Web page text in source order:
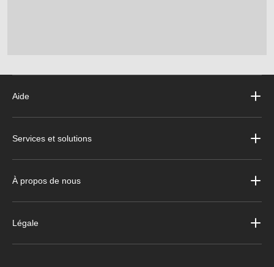
Aide
Services et solutions
À propos de nous
Légale